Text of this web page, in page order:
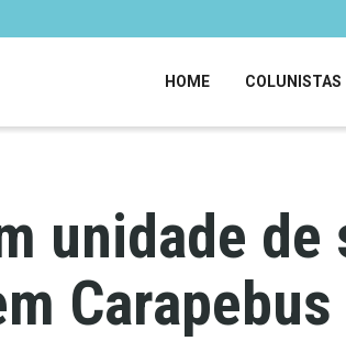
HOME COLUNISTAS
unidade
Carapebus